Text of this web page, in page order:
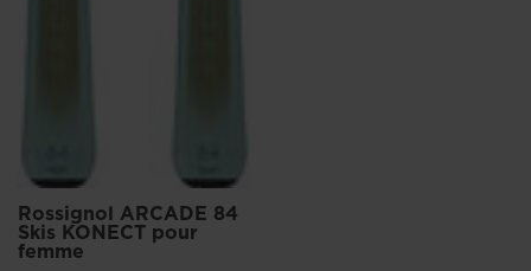
Rossignol ARCADE 84
Skis KONECT pour
femme